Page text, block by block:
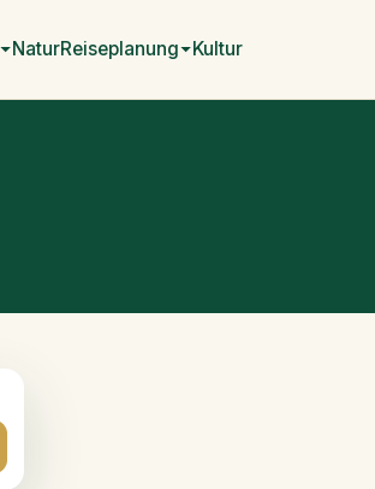
NaturReiseplanung Kultur